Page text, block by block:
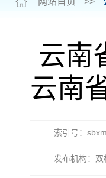
云南
云南
索引号：
发布机构：双